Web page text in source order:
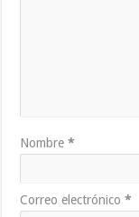
Nombre*
Correo electrónico*